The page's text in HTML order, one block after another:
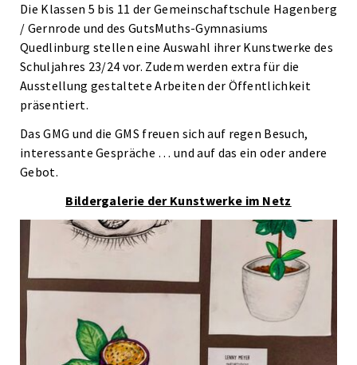
Die Klassen 5 bis 11 der Gemeinschaftschule Hagenberg
/ Gernrode und des GutsMuths-Gymnasiums
Quedlinburg stellen eine Auswahl ihrer Kunstwerke des
Schuljahres 23/24 vor. Zudem werden extra für die
Ausstellung gestaltete Arbeiten der Öffentlichkeit
präsentiert.
Das GMG und die GMS freuen sich auf regen Besuch,
interessante Gespräche … und auf das ein oder andere
Gebot.
Bildergalerie der Kunstwerke im Netz